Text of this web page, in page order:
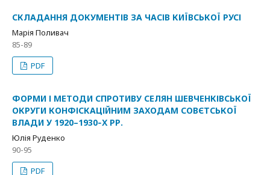
СКЛАДАННЯ ДОКУМЕНТІВ ЗА ЧАСІВ КИЇВСЬКОЇ РУСІ
Марія Поливач
85-89
PDF
ФОРМИ І МЕТОДИ СПРОТИВУ СЕЛЯН ШЕВЧЕНКІВСЬКОЇ
ОКРУГИ КОНФІСКАЦІЙНИМ ЗАХОДАМ СОВЄТСЬКОЇ
ВЛАДИ У 1920–1930‑Х РР.
Юлія Руденко
90-95
PDF